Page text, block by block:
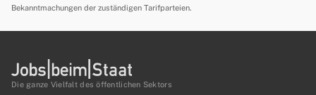
Bekanntmachungen der zuständigen Tarifparteien.
Die ganze Vielfalt des öffentlichen Sektors